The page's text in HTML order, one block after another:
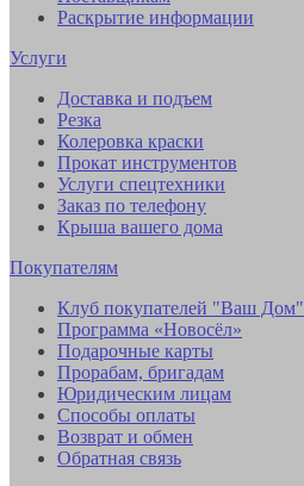
Раскрытие информации
Услуги
Доставка и подъем
Резка
Колеровка краски
Прокат инструментов
Услуги спецтехники
Заказ по телефону
Крыша вашего дома
Покупателям
Клуб покупателей "Ваш Дом"
Программа «Новосёл»
Подарочные карты
Прорабам, бригадам
Юридическим лицам
Способы оплаты
Возврат и обмен
Обратная связь